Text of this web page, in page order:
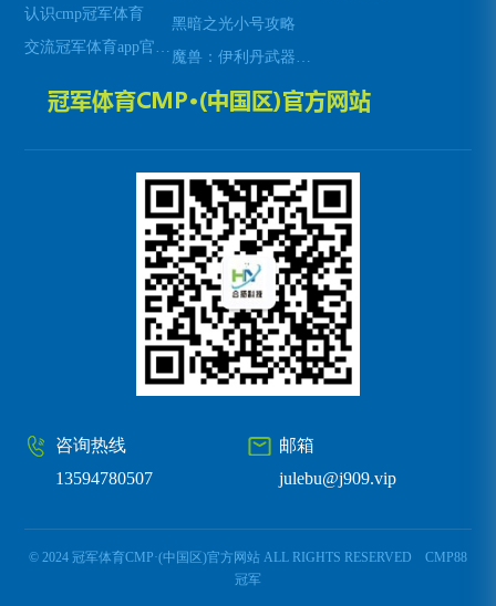
认识cmp冠军体育
交流冠军体育app官方网站入口
黑暗之光小号攻略
魔兽：伊利丹武器幻化全解析
邮箱
julebu@j909.vip
咨询热线
13594780507
© 2024 冠军体育CMP·(中国区)官方网站 ALL RIGHTS RESERVED CMP88
冠军